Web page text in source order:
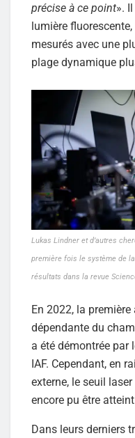
précise à ce point».
lumière
mesurés avec une
plage dynamique
Lukas Lindner et d’autres
première fois le système de
résultats dans la revue
En 2022, la
dépendante du
a été démontrée par
IAF. Cependant, en
externe, le seuil
encore pu être
Dans leurs derniers